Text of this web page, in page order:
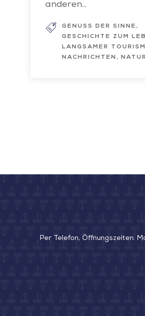
anderen...
GENUSS DER SINNE
GESCHICHTE ZUM
LANGSAMER
NACHRICHTEN
Per Telefon, Öffnungszeiten: